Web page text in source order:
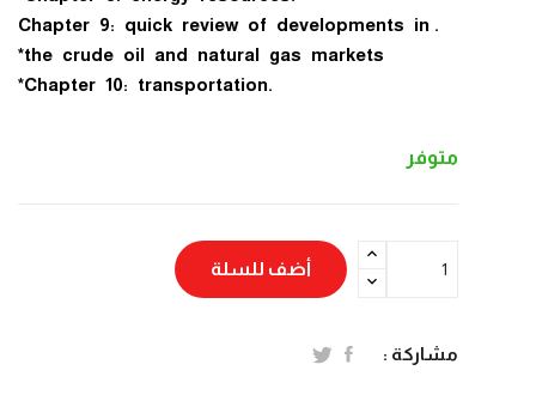
.Chapter 9: quick review of developments in
the crude oil and natural gas markets*
.Chapter 10: transportation*
متوفر
أضف للسلة
مشاركة :